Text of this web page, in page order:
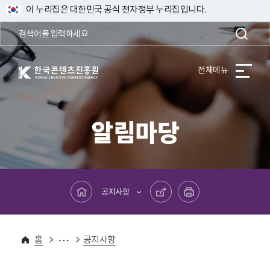
이 누리집은 대한민국 공식 전자정부 누리집입니다.
한국콘텐츠진흥원 KOREA CREATIVE CONTENT AGENCY 전체메뉴
알림마당
메인페이지로 바로가기
공지사항
공유하기 프린트하기
홈
알림마당 공지사항